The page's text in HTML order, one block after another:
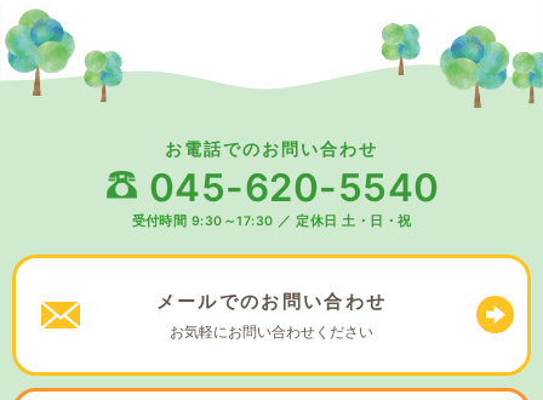
お電話でのお問い合わせ
045-620-5540
受付時間 9:30～17:30 ／ 定休日 土・日・祝
メールでのお問い合わせ
お気軽にお問い合わせください